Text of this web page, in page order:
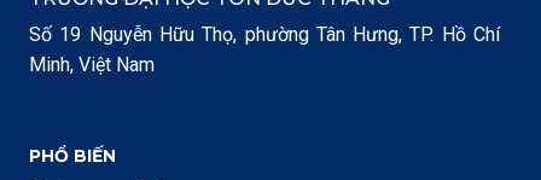
Số 19 Nguyễn Hữu Thọ, phường Tân Hưng, TP. Hồ Chí
Minh, Việt Nam
PHỔ BIẾN